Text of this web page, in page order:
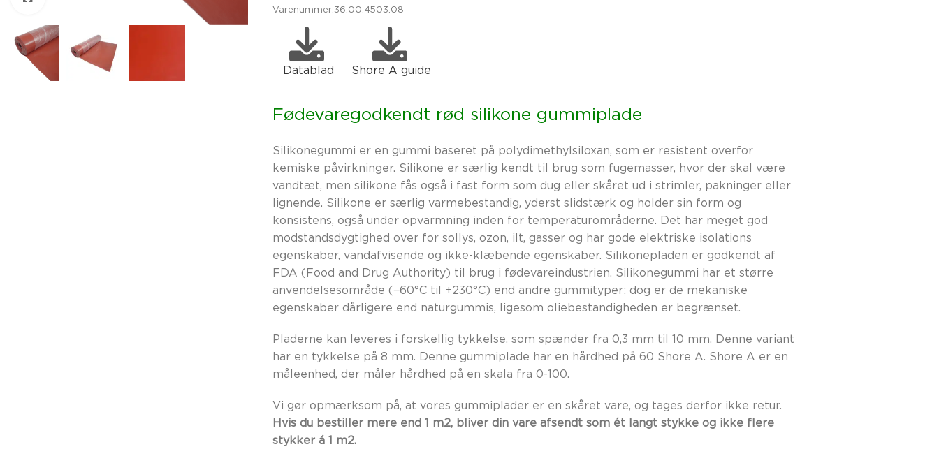
Varenummer:36.00.4503.08
Datablad Shore A guide
Fødevaregodkendt rød silikone gummiplade
Silikonegummi er en gummi baseret på polydimethylsiloxan, som er resistent overfor
kemiske påvirkninger. Silikone er særlig kendt til brug som fugemasser, hvor der skal være
vandtæt, men silikone fås også i fast form som dug eller skåret ud i strimler, pakninger eller
lignende. Silikone er særlig varmebestandig, yderst slidstærk og holder sin form og
konsistens, også under opvarmning inden for temperaturområderne. Det har meget god
modstandsdygtighed over for sollys, ozon, ilt, gasser og har gode elektriske isolations
egenskaber, vandafvisende og ikke-klæbende egenskaber. Silikonepladen er godkendt af
FDA (Food and Drug Authority) til brug i fødevareindustrien. Silikonegummi har et større
anvendelsesområde (−60°C til +230°C) end andre gummityper; dog er de mekaniske
egenskaber dårligere end naturgummis, ligesom oliebestandigheden er begrænset.
Pladerne kan leveres i forskellig tykkelse, som spænder fra 0,3 mm til 10 mm. Denne variant
har en tykkelse på 8 mm. Denne gummiplade har en hårdhed på 60 Shore A. Shore A er en
måleenhed, der måler hårdhed på en skala fra 0-100.
Vi gør opmærksom på, at vores gummiplader er en skåret vare, og tages derfor ikke retur.
Hvis du bestiller mere end 1 m2, bliver din vare afsendt som ét langt stykke og ikke flere
stykker á 1 m2.